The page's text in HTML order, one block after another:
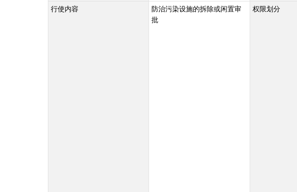
行使内容
防治污染设施的拆除或闲置审
批
权限划分